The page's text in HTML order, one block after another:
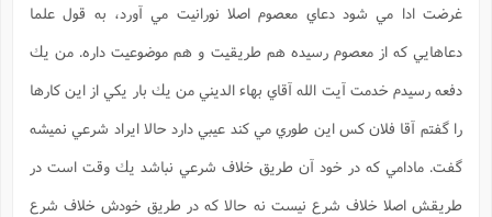
غرضت ادا مي شود دعاي معصوم اصلا نورانيت مي آورد، به قول علما
دعاهايي كه از معصوم رسيده هم طريقيت و هم موضوعيت داره. من يك
دفعه رسيدم خدمت آيت الله آقاي بهاء الديني من يك بار يكي از اين كارها
را گفتم آقا فلان كس اين طوري مي كند عيبي دارد حالا ايراد شرعي نميشه
گفت. مادامي كه در خود آن طريق خلاف شرعي نباشد يك وقت است در
طريقش اصلا خلاف شرع نيست نه حالا كه در طريق خودش خلاف شرع